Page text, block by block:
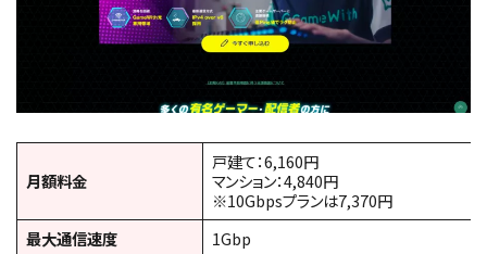
月額料金
戸建て：6,160円
マンション：4,840円
※10Gbpsプランは7,370円
最大通信速度
1Gbp